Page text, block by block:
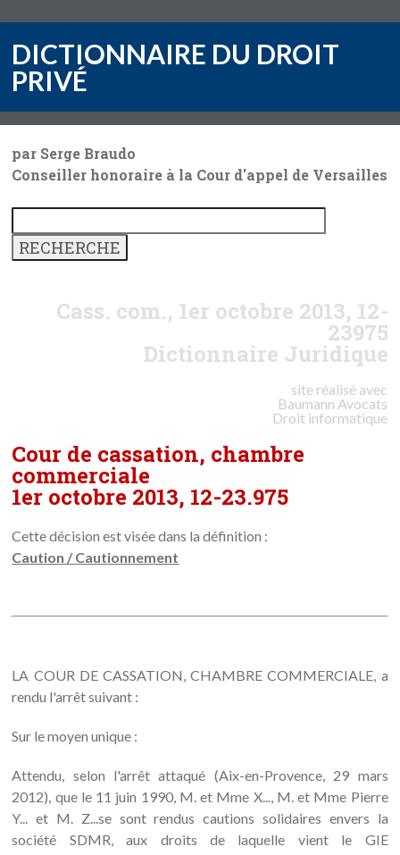
DICTIONNAIRE DU DROIT
PRIVÉ
par Serge Braudo
Conseiller honoraire à la Cour d'appel de Versailles
Cass. com., 1er octobre 2013, 12-
23975
Dictionnaire Juridique
site réalisé avec
Baumann Avocats
Droit informatique
Cour de cassation, chambre
commerciale
1er octobre 2013, 12-23.975
Cette décision est visée dans la définition :
Caution / Cautionnement
LA COUR DE CASSATION, CHAMBRE COMMERCIALE, a
rendu l'arrêt suivant :
Sur le moyen unique :
Attendu, selon l'arrêt attaqué (Aix-en-Provence, 29 mars
2012), que le 11 juin 1990, M. et Mme X..., M. et Mme Pierre
Y... et M. Z...se sont rendus cautions solidaires envers la
société SDMR, aux droits de laquelle vient le GIE